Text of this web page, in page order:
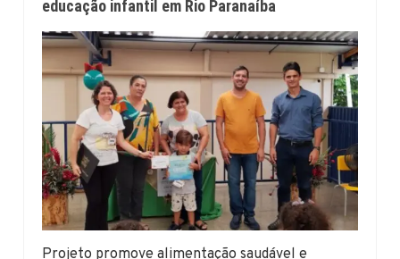
educação infantil em Rio Paranaíba
Projeto promove alimentação saudável e